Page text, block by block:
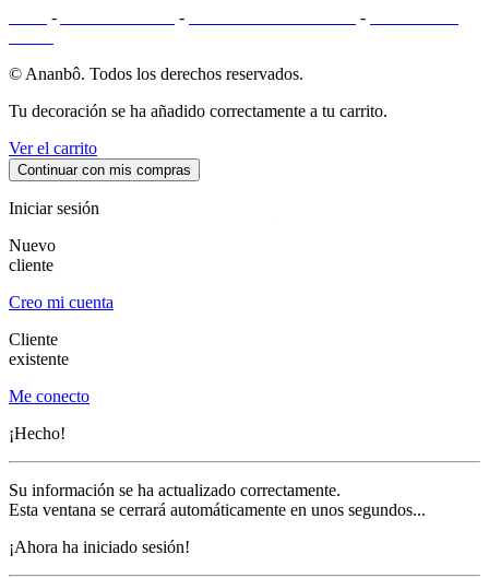
- - -
© Ananbô. Todos los derechos reservados.
Tu decoración se ha añadido correctamente a tu carrito.
Ver el carrito
Continuar con mis compras
Iniciar sesión
Nuevo
cliente
Creo mi cuenta
Cliente
existente
Me conecto
¡Hecho!
Su información se ha actualizado correctamente.
Esta ventana se cerrará automáticamente en unos segundos...
¡Ahora ha iniciado sesión!